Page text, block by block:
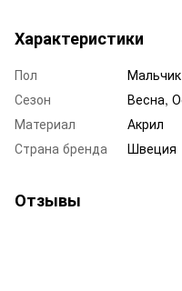
Характеристики
Пол
Мальчик
Сезон
Весна,
Материал
Акрил
Страна бренда
Швеция
Отзывы